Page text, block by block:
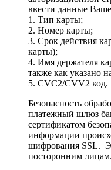
ввести данные
1. Тип карты;
2. Номер карты;
3. Срок действия
карты);
4. Имя держателя
также как указано
5. CVC2/CVV2 код.
Безопасность
платежный шлюз
сертификатом
информации
шифрования SSL.
посторонним лицам.